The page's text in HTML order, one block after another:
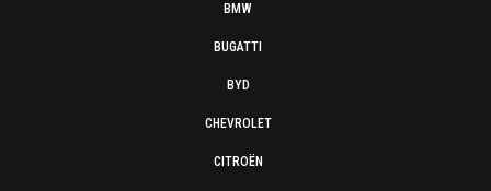
BMW
BUGATTI
BYD
CHEVROLET
CITROËN